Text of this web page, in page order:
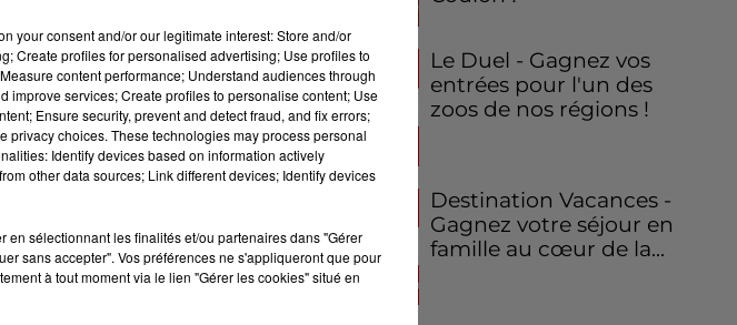
Le Duel - Gagnez vos
entrées pour l'un des
zoos de nos régions !
Destination Vacances -
Gagnez votre séjour en
famille au cœur de la...
your consent and/or our legitimate interest: Store and/or
Create profiles for personalised advertising; Use profiles to
content performance; Understand audiences through
improve services; Create profiles to personalise content; Use
Ensure security, prevent and detect fraud, and fix errors;
choices. These technologies may process personal
Identify devices based on information actively
other data sources; Link different devices; Identify devices
en sélectionnant les finalités et/ou partenaires dans "Gérer
sans accepter". Vos préférences ne s'appliqueront que pour
à tout moment via le lien "Gérer les cookies" situé en